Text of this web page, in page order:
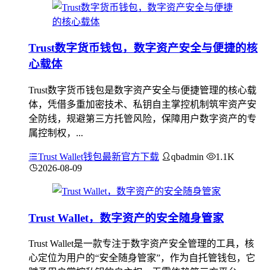
Trust数字货币钱包，数字资产安全与便捷的核
心载体
Trust数字货币钱包是数字资产安全与便捷管理的核心载
体，凭借多重加密技术、私钥自主掌控机制筑牢资产安
全防线，规避第三方托管风险，保障用户数字资产的专
属控制权，...
Trust Wallet钱包最新官方下载 qbadmin
1.1K
2026-08-09
Trust Wallet，数字资产的安全随身管家
Trust Wallet是一款专注于数字资产安全管理的工具，核
心定位为用户的“安全随身管家”，作为自托管钱包，它